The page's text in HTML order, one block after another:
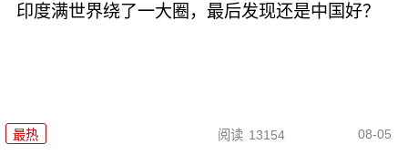
印度满世界绕了一大圈，最后发现还是中国好？
最热 阅读 13154 08-05